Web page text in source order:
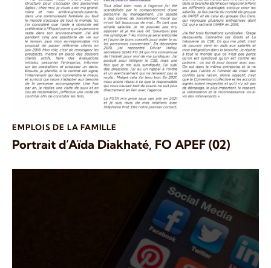
EMPLOIS DE LA FAMILLE
Portrait d’Aïda Diakhaté, FO APEF (02)